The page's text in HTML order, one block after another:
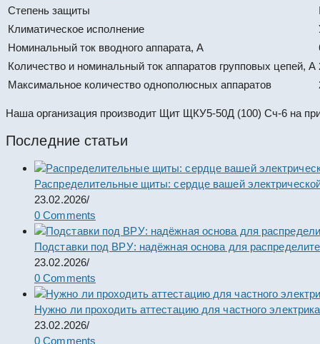
Степень защиты
Климатическое исполнение
Номинальный ток вводного аппарата, А
Количество и номинальный ток аппаратов групповых цепей, А
Максимальное количество однополюсных аппаратов
Наша организация производит Щит ЩКУ5-50Д (100) Сч-6 на
Последние статьи
Распределительные щиты: сердце вашей
23.02.2026/
0 Comments
Подставки под ВРУ: надёжная основа для
23.02.2026/
0 Comments
Нужно ли проходить аттестацию для частного
23.02.2026/
0 Comments